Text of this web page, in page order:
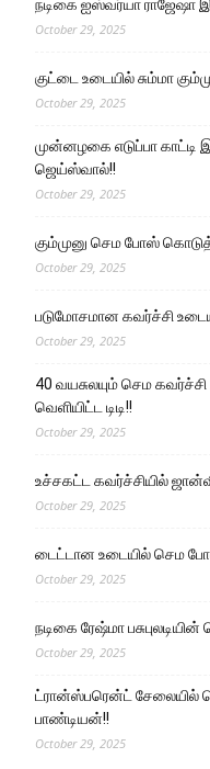
நடிகை ஐஸ்வர்யா ராஜேஷா
October 29, 2025
குட்டை உடையில் சும்மா
October 29, 2025
முன்னழகை எடுப்பா காட்டி
ஜெய்ஸ்வால்!!
October 29, 2025
கும்முனு செம போஸ்
October 29, 2025
படுமோசமான கவர்ச்சி
October 29, 2025
40 வயசுலயும் செம
வெளியிட்ட டிடி!!
October 29, 2025
உச்சகட்ட கவர்ச்சியில்
October 29, 2025
டைட்டான உடையில் செம
October 29, 2025
நடிகை ரேஷ்மா
October 29, 2025
ட்ரான்ஸ்பரென்ட் சேலையில்
பாண்டியன்!!
October 29, 2025